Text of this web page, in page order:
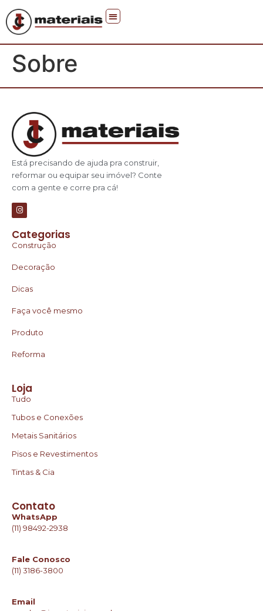
Sobre
Está precisando de ajuda pra construir,
reformar ou equipar seu imóvel? Conte
com a gente e corre pra cá!
Categorias
Construção
Decoração
Dicas
Faça você mesmo
Produto
Reforma
Loja
Tudo
Tubos e Conexões
Metais Sanitários
Pisos e Revestimentos
Tintas & Cia
Contato
WhatsApp
(11) 98492-2938
Fale Conosco
(11) 3186-3800
Email